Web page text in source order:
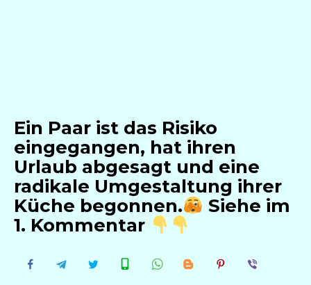
Ein Paar ist das Risiko
eingegangen, hat ihren
Urlaub abgesagt und eine
radikale Umgestaltung ihrer
Küche begonnen.
Siehe im
1. Kommentar